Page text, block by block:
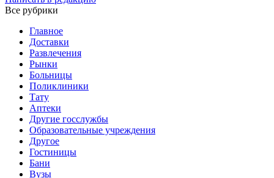
Все рубрики
Главное
Доставки
Развлечения
Рынки
Больницы
Поликлиники
Тату
Аптеки
Другие госслужбы
Образовательные учреждения
Другое
Гостиницы
Бани
Вузы